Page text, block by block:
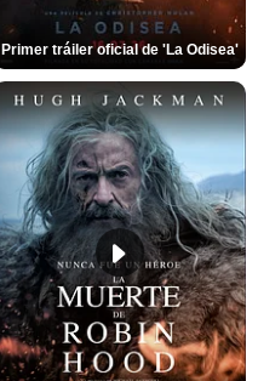
Primer tráiler oficial de 'La Odisea'